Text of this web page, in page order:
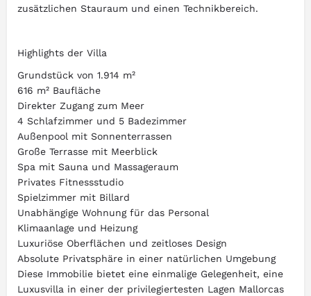
zusätzlichen Stauraum und einen Technikbereich.
Highlights der Villa
Grundstück von 1.914 m²
616 m² Baufläche
Direkter Zugang zum Meer
4 Schlafzimmer und 5 Badezimmer
Außenpool mit Sonnenterrassen
Große Terrasse mit Meerblick
Spa mit Sauna und Massageraum
Privates Fitnessstudio
Spielzimmer mit Billard
Unabhängige Wohnung für das Personal
Klimaanlage und Heizung
Luxuriöse Oberflächen und zeitloses Design
Absolute Privatsphäre in einer natürlichen Umgebung
Diese Immobilie bietet eine einmalige Gelegenheit, eine
Luxusvilla in einer der privilegiertesten Lagen Mallorcas